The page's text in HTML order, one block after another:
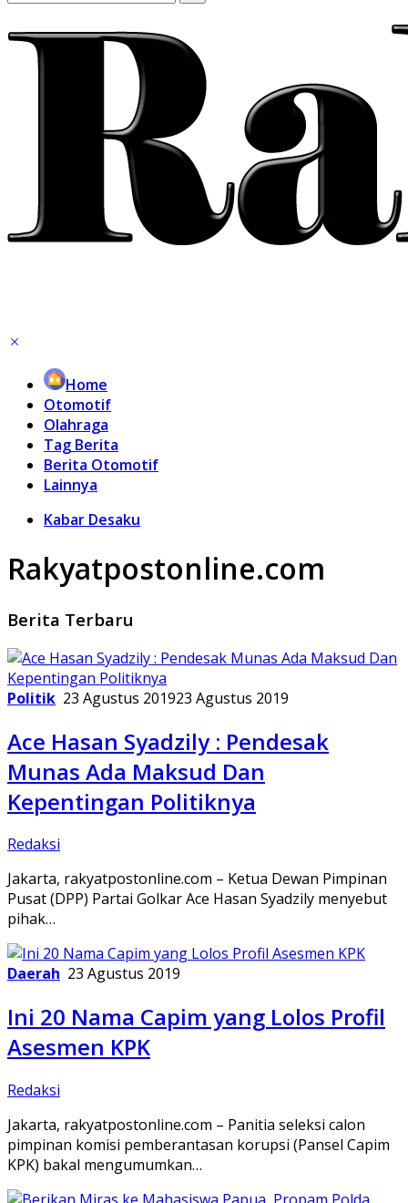
Home
Otomotif
Olahraga
Tag Berita
Berita Otomotif
Lainnya
Kabar Desaku
Rakyatpostonline.com
Berita Terbaru
Politik 23 Agustus 201923 Agustus 2019
Ace Hasan Syadzily : Pendesak
Munas Ada Maksud Dan
Kepentingan Politiknya
Redaksi
Jakarta, rakyatpostonline.com – Ketua Dewan Pimpinan
Pusat (DPP) Partai Golkar Ace Hasan Syadzily menyebut
pihak…
Daerah 23 Agustus 2019
Ini 20 Nama Capim yang Lolos Profil
Asesmen KPK
Redaksi
Jakarta, rakyatpostonline.com – Panitia seleksi calon
pimpinan komisi pemberantasan korupsi (Pansel Capim
KPK) bakal mengumumkan…